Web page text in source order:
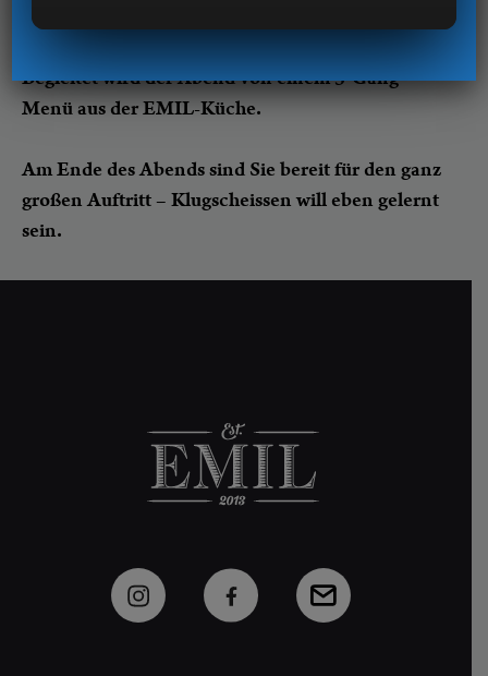
Whisk(e)y und trainieren gepflegte Whisky-
Begleitet wird der Abend von einem 3-Gang-
Menü aus der EMIL-Küche.
Am Ende des Abends sind Sie bereit für den ganz
großen Auftritt – Klugscheissen will eben gelernt
sein.